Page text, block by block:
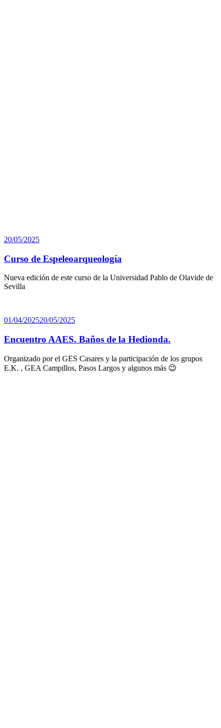
Publicado
20/05/2025
Curso de Espeleoarqueología
Nueva edición de este curso de la Universidad Pablo de Olavide de
Sevilla
Publicado
01/04/202520/05/2025
Encuentro AAES. Baños de la Hedionda.
Organizado por el GES Casares y la participación de los grupos
E.K. , GEA Campillos, Pasos Largos y algunos más 😉